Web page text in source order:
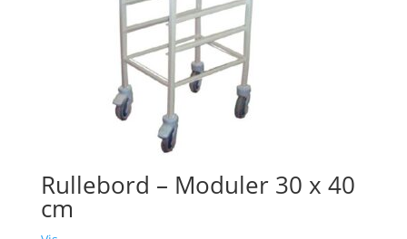
Rullebord – Moduler 30 x 40
cm